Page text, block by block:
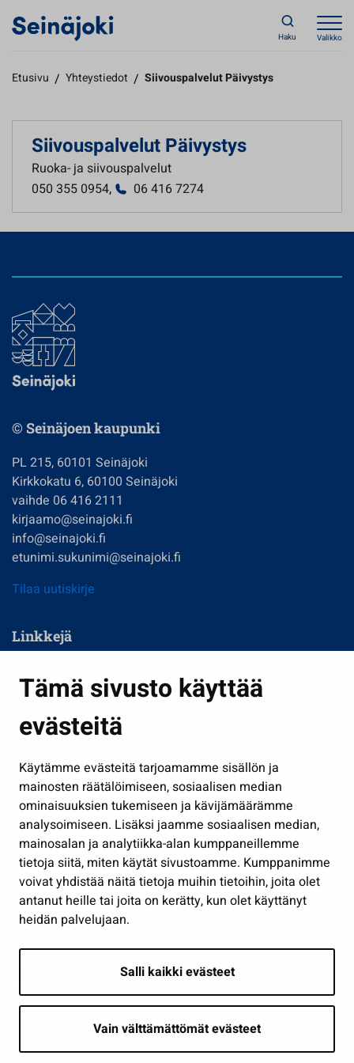
Tämä sivusto käyttää
evästeitä
Käytämme evästeitä tarjoamamme sisällön ja
mainosten räätälöimiseen, sosiaalisen median
ominaisuuksien tukemiseen ja kävijämäärämme
analysoimiseen. Lisäksi jaamme sosiaalisen median,
mainosalan ja analytiikka-alan kumppaneillemme
tietoja siitä, miten käytät sivustoamme. Kumppanimme
voivat yhdistää näitä tietoja muihin tietoihin, joita olet
antanut heille tai joita on kerätty, kun olet käyttänyt
heidän palvelujaan.
Salli kaikki evästeet
Vain välttämättömät evästeet
Haku Valikko
Etusivu / Yhteystiedot / Siivouspalvelut Päivystys
Siivouspalvelut Päivystys
Ruoka- ja siivouspalvelut
050 355 0954, 06 416 7274
© Seinäjoen kaupunki
PL 215, 60101 Seinäjoki
Kirkkokatu 6, 60100 Seinäjoki
vaihde 06 416 2111
kirjaamo@seinajoki.fi
info@seinajoki.fi
etunimi.sukunimi@seinajoki.fi
Tilaa uutiskirje
Linkkejä
Kasvatus ja opetus
Kulttuuri ja liikunta
Työ ja yrittäminen
Osallistu ja asioi
Näytä omat evästeasetukseni
Seuraa meitä